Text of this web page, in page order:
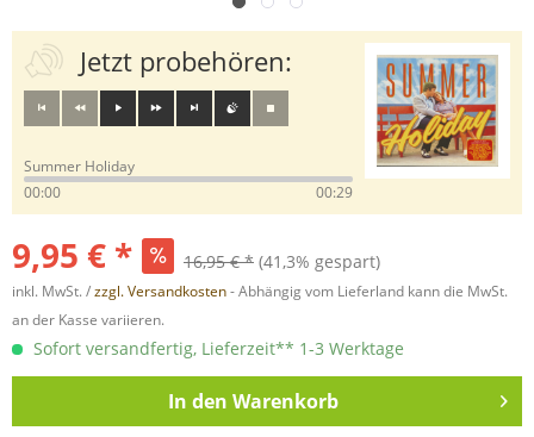
Jetzt probehören:
Summer Holiday
00:00
00:29
9,95 € * 16,95 € * (41,3% gespart)
inkl. MwSt. /zzgl. Versandkosten- Abhängig vom Lieferland kann die MwSt.
an der Kasse variieren.
Sofort versandfertig, Lieferzeit** 1-3 Werktage
In den Warenkorb